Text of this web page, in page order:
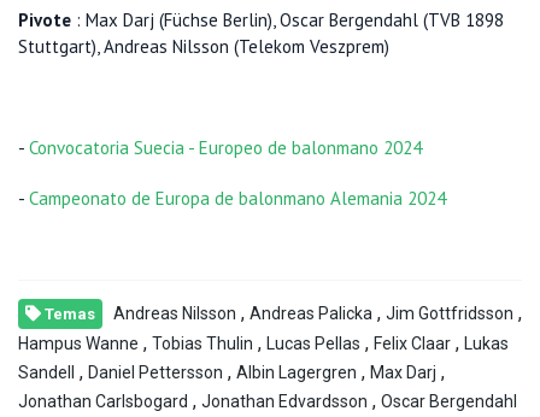
Pivote : Max Darj (Füchse Berlin), Oscar Bergendahl (TVB 1898
Stuttgart), Andreas Nilsson (Telekom Veszprem)
- Convocatoria Suecia - Europeo de balonmano 2024
- Campeonato de Europa de balonmano Alemania 2024
Temas Andreas Nilsson , Andreas Palicka , Jim Gottfridsson ,
Hampus Wanne , Tobias Thulin , Lucas Pellas , Felix Claar , Lukas
Sandell
, Daniel Pettersson , Albin Lagergren , Max Darj ,
Jonathan Carlsbogard , Jonathan Edvardsson , Oscar Bergendahl